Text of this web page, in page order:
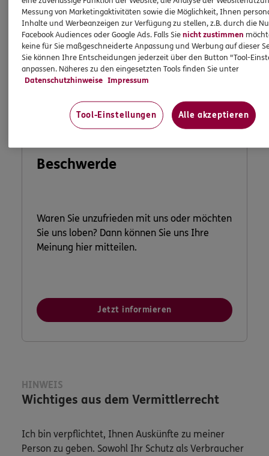
Beschwerde
Waren Sie unzufrieden mit uns oder möchten
Sie uns loben? Dann können Sie uns Ihre
Meinung hier mitteilen.
Jetzt informieren
HINWEIS
Wichtiges aus dem Vermittlerrecht
Ich bin verpflichtet, Ihnen Auskünfte zu meiner
Person zu geben. Sowohl Ihr Schutz als Verbraucher
Messung von Marketingaktivitäten sowie die Möglichkeit, Ihnen
Inhalte und Werbeanzeigen zur Verfügung zu stellen, z.B. durch die
Facebook Audiences oder Google Ads. Falls Sienicht zustimmen
keine für Sie maßgeschneiderte Anpassung und Werbung auf dieser
Sie können Ihre Entscheidungen jederzeit über den Button "Tool-
anpassen. Näheres zu den eingesetzten Tools finden Sie unter
Datenschutzhinweise Impressum
Tool-Einstellungen Alle akzeptieren